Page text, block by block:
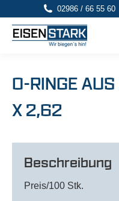
02986 / 66 55 60
O-RINGE
X 2,62
Beschreibung
Preis/100 Stk.